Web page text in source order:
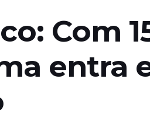
Com
entra